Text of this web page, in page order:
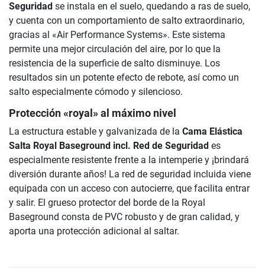
Seguridad se instala en el suelo, quedando a ras de suelo,
y cuenta con un comportamiento de salto extraordinario,
gracias al «Air Performance Systems». Este sistema
permite una mejor circulación del aire, por lo que la
resistencia de la superficie de salto disminuye. Los
resultados sin un potente efecto de rebote, así como un
salto especialmente cómodo y silencioso.
Protección «royal» al máximo nivel
La estructura estable y galvanizada de la Cama Elástica
Salta Royal Baseground incl. Red de Seguridad es
especialmente resistente frente a la intemperie y ¡brindará
diversión durante años! La red de seguridad incluida viene
equipada con un acceso con autocierre, que facilita entrar
y salir. El grueso protector del borde de la Royal
Baseground consta de PVC robusto y de gran calidad, y
aporta una protección adicional al saltar.